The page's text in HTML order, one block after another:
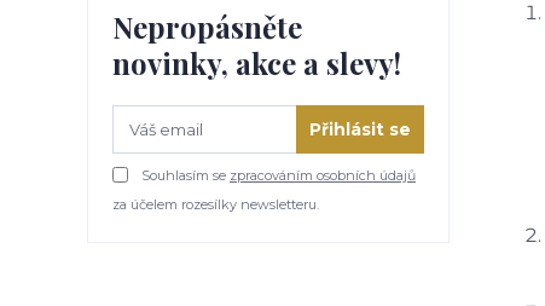
Nepropásněte
novinky, akce a slevy!
Přihlásit se
Souhlasím se zpracováním osobních údajů
za účelem rozesílky newsletteru.